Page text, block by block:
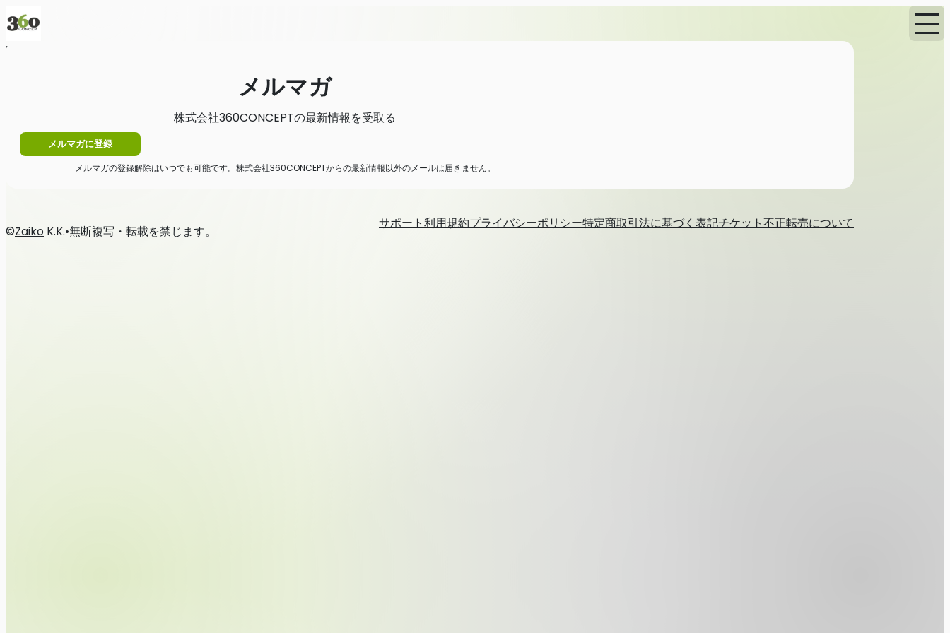
Home
メルマガ
株式会社360CONCEPTの最新情報を受取る
メルマガに登録
メルマガの登録解除はいつでも可能です。株式会社360CONCEPTからの最新情報以外のメールは届きません。
サポート利用規約プライバシーポリシー特定商取引法に基づく表記チケット不正転売について
©Zaiko K.K.•無断複写・転載を禁じます。